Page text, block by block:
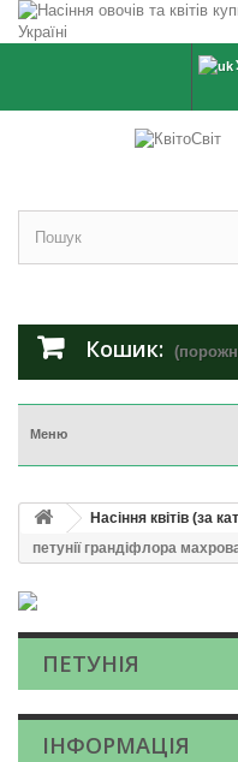
Кошик:
Меню
Насіння квітів (за
петунії грандіфлора
ПЕТУНІЯ
ІНФОРМАЦІЯ